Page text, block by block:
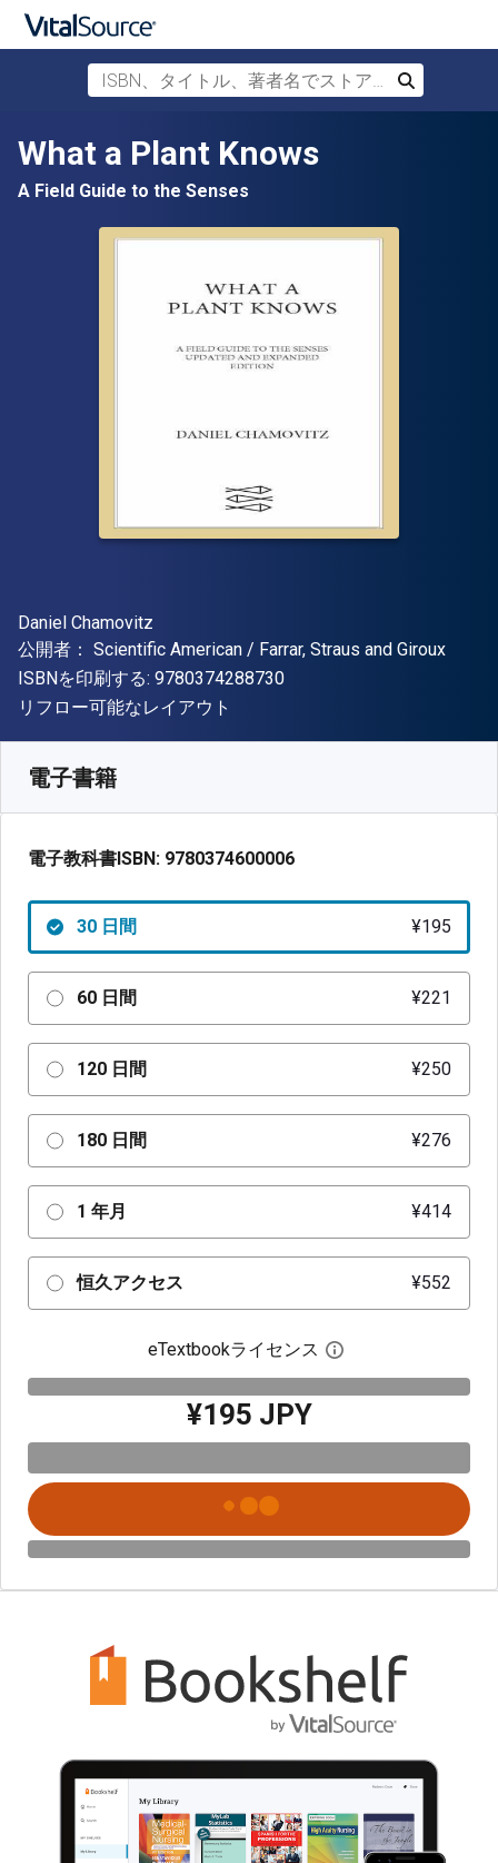
メインコンテンツへスキップ
ISBN、タイトル、著者名でストアを検索
検索
What a Plant Knows
A Field Guide to the Senses
著者
Daniel Chamovitz
出版社
公開者： Scientific American / Farrar, Straus and Giroux
ISBNを印刷する: 9780374288730"ISBN-13 9780374288730"
形式
リフロー可能なレイアウト
電子書籍
電子教科書ISBN: 9780374600006
30 日間 ¥195
60 日間 ¥221
120 日間 ¥250
180 日間 ¥276
1 年月 ¥414
恒久アクセス ¥552
eTextbookライセンス デジタルライセン
¥195 JPY